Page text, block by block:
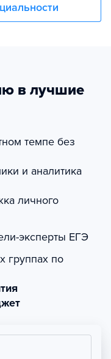
в лучшие
темпе без
и аналитика
личного
эксперты ЕГЭ
группах по